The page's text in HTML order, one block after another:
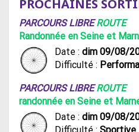
PROCHAINES
PARCOURS LIBREROUTE
Randonnée en Seine et
Date : dim 09/08/
Difficulté :
PARCOURS LIBREROUTE
randonnée en Seine et
Date : dim 09/08/